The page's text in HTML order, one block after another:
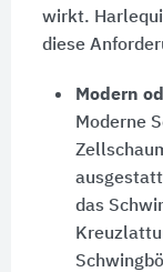
wirkt.
diese
Modern
Moderne
das